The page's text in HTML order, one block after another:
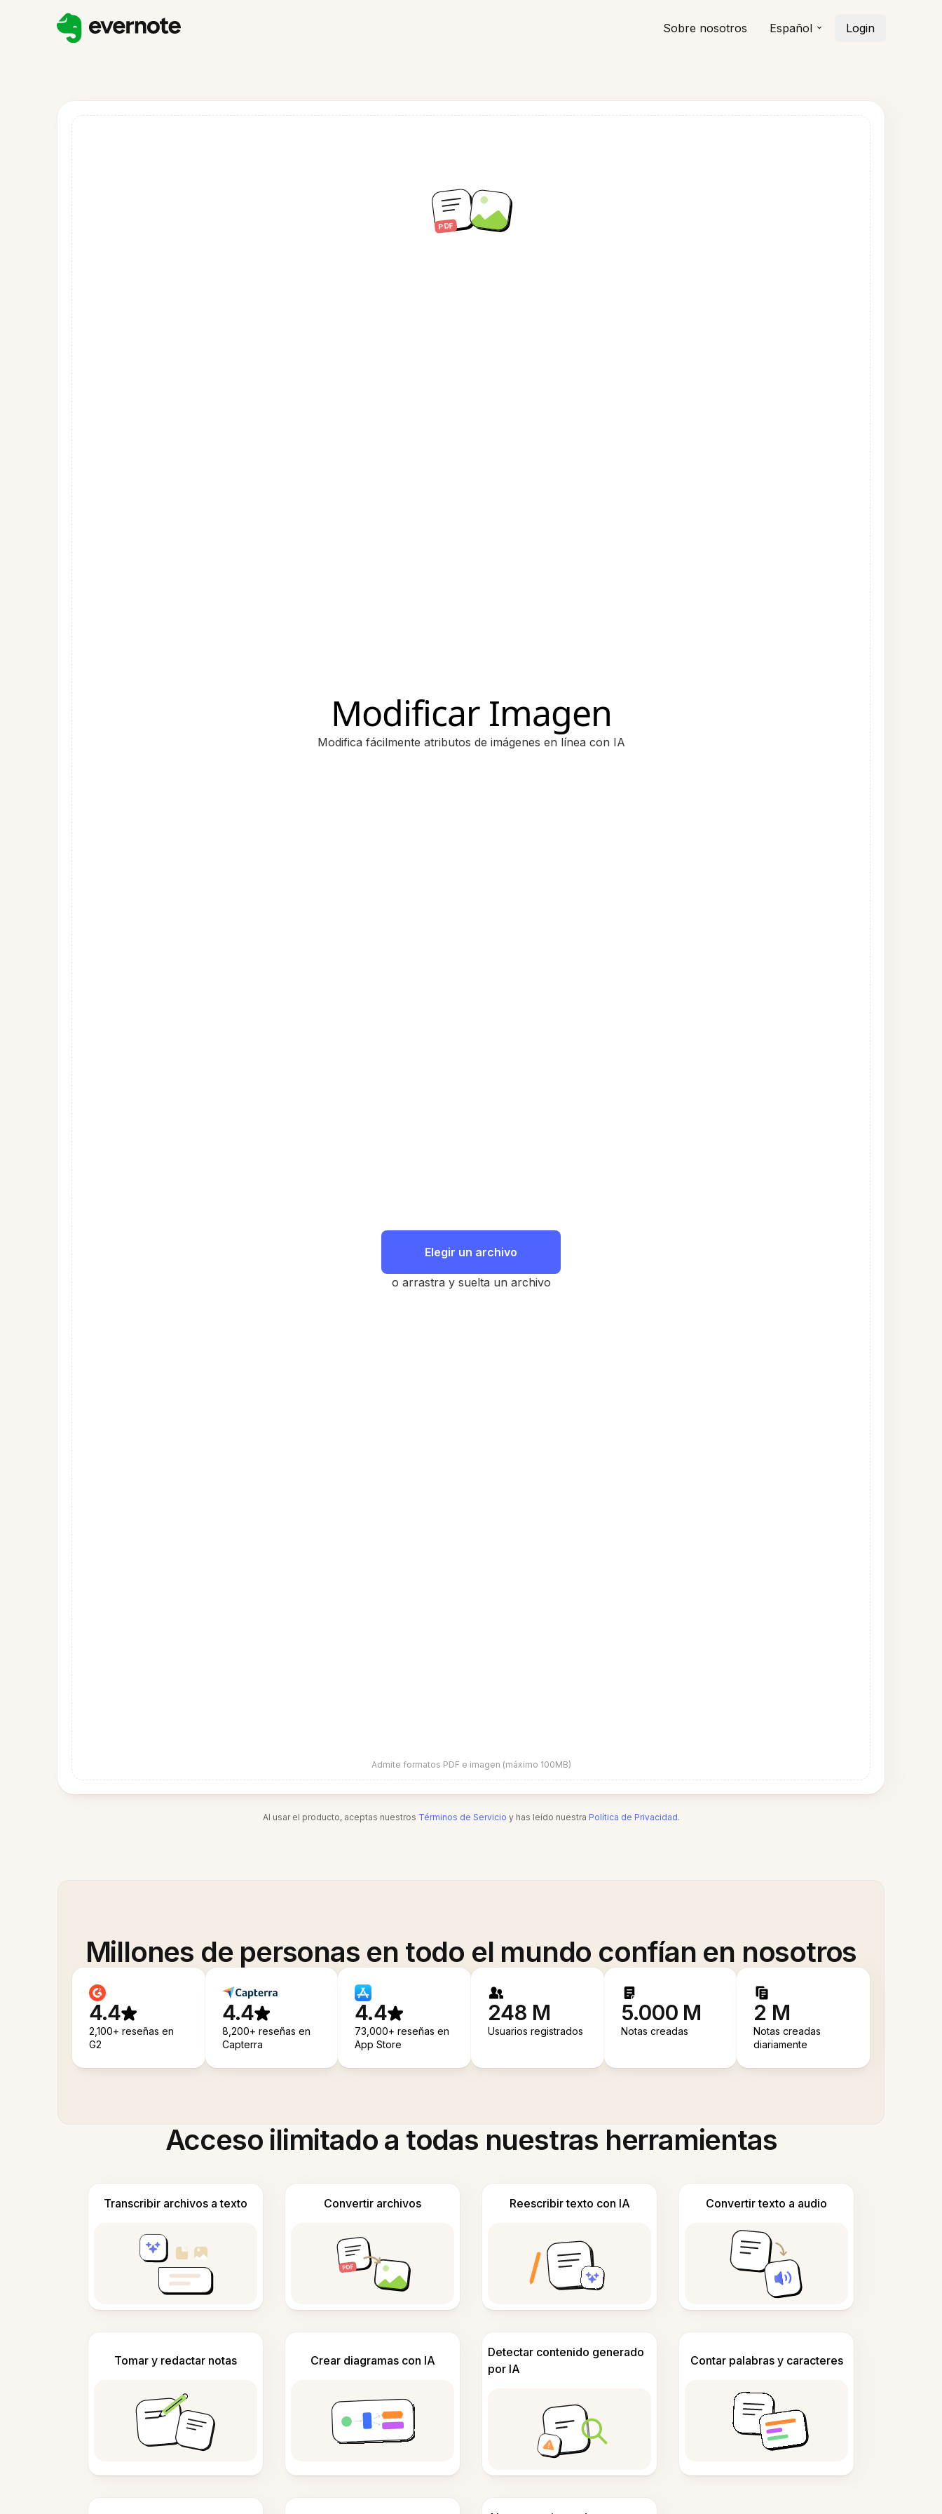
Sobre nosotros Español Login
Modificar Imagen
Modifica fácilmente atributos de imágenes en línea con IA
Elegir un archivo
o arrastra y suelta un archivo
Admite formatos PDF e imagen (máximo 100MB)
Al usar el producto, aceptas nuestros Términos de Servicio y has leído nuestra Política de Privacidad.
Millones de personas en todo el mundo confían en nosotros
4.4
2,100+ reseñas en
G2
4.4
8,200+ reseñas en
Capterra
4.4
73,000+ reseñas en
App Store
248 M
Usuarios registrados
5.000 M
Notas creadas
2 M
Notas creadas
diariamente
Acceso ilimitado a todas nuestras herramientas
Transcribir archivos a texto Convertir archivos Reescribir texto con IA Convertir texto a audio
Tomar y redactar notas Crear diagramas con IA
Detectar contenido generado
por IA
Contar palabras y caracteres